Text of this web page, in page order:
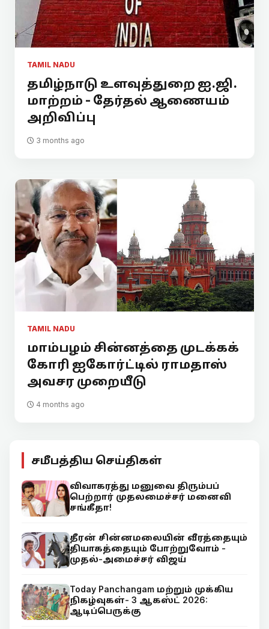
TAMIL NADU
தமிழ்நாடு உளவுத்துறை ஐ.ஜி.
மாற்றம் - தேர்தல் ஆணையம்
அறிவிப்பு
3 months ago
TAMIL NADU
மாம்பழம் சின்னத்தை முடக்கக்
கோரி ஐகோர்ட்டில் ராமதாஸ்
அவசர முறையீடு
4 months ago
சமீபத்திய செய்திகள்
விவாகரத்து மனுவை திரும்பப்
பெற்றார் முதலமைச்சர் மனைவி
சங்கீதா!
தீரன் சின்னமலையின் வீரத்தையும்
தியாகத்தையும் போற்றுவோம் -
முதல்-அமைச்சர் விஜய்
Today Panchangam மற்றும் முக்கிய
நிகழ்வுகள்- 3 ஆகஸ்ட் 2026:
ஆடிப்பெருக்கு